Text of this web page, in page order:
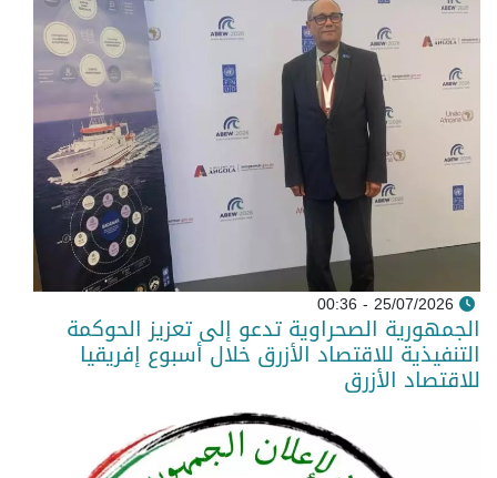
25/07/2026 - 00:36
الجمهورية الصحراوية تدعو إلى تعزيز الحوكمة
التنفيذية للاقتصاد الأزرق خلال أسبوع إفريقيا
للاقتصاد الأزرق